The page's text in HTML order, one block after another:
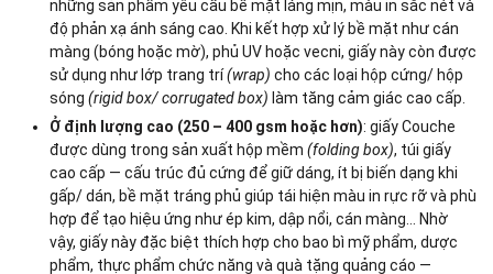
những sản phẩm yêu cầu bề mặt láng mịn, màu in sắc nét và
độ phản xạ ánh sáng cao. Khi kết hợp xử lý bề mặt như cán
màng (bóng hoặc mờ), phủ UV hoặc vecni, giấy này còn được
sử dụng như lớp trang trí(wrap) cho các loại hộp cứng/ hộp
sóng (rigid box/ corrugated box) làm tăng cảm giác cao cấp.
Ở định lượng cao (250 – 400 gsm hoặc hơn): giấy Couche
được dùng trong sản xuất hộp mềm (folding box), túi giấy
cao cấp — cấu trúc đủ cứng để giữ dáng, ít bị biến dạng khi
gấp/ dán, bề mặt tráng phủ giúp tái hiện màu in rực rỡ và phù
hợp để tạo hiệu ứng như ép kim, dập nổi, cán màng… Nhờ
vậy, giấy này đặc biệt thích hợp cho bao bì mỹ phẩm, dược
phẩm, thực phẩm chức năng và quà tặng quảng cáo —